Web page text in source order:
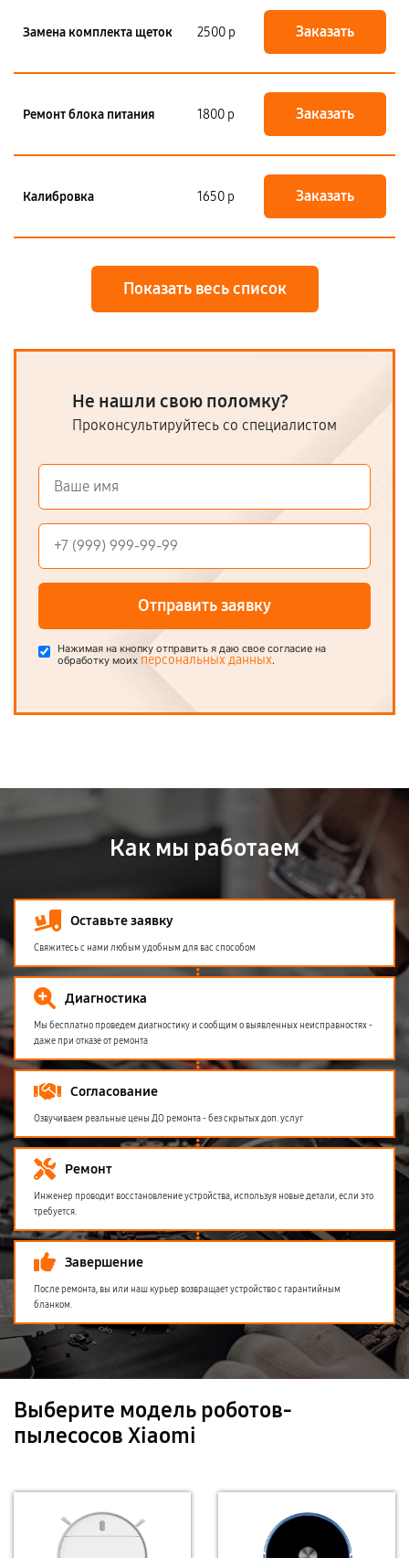
Замена комплекта щеток 2500 р Заказать
Ремонт блока питания 1800 р Заказать
Калибровка 1650 р Заказать
Показать весь список
Не нашли свою поломку?
Проконсультируйтесь со специалистом
Отправить заявку
Нажимая на кнопку отправить я даю свое согласие на
обработку моих персональных данных.
Как мы работаем
Оставьте заявку
Свяжитесь с нами любым удобным для вас способом
Диагностика
Мы бесплатно проведем диагностику и сообщим о выявленных неисправностях -
даже при отказе от ремонта
Согласование
Озвучиваем реальные цены ДО ремонта - без скрытых доп. услуг
Ремонт
Инженер проводит восстановление устройства, используя новые детали, если это
требуется.
Завершение
После ремонта, вы или наш курьер возвращает устройство с гарантийным
бланком.
Выберите модель роботов-
пылесосов Xiaomi